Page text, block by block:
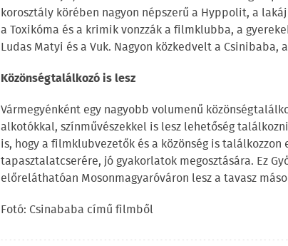
korosztály körében nagyon népszerű a Hyppolit, a
a Toxikóma és a krimik vonzzák a filmklubba, a
Ludas Matyi és a Vuk. Nagyon közkedvelt a Csinibaba,
Közönségtalálkozó is lesz
Vármegyénként egy nagyobb volumenű
alkotókkal, színművészekkel is lesz lehetőség
is, hogy a filmklubvezetők és a közönség is találkozzon
tapasztalatcserére, jó gyakorlatok megosztására. Ez
előreláthatóan Mosonmagyaróváron lesz a tavasz
Fotó: Csinababa című filmből